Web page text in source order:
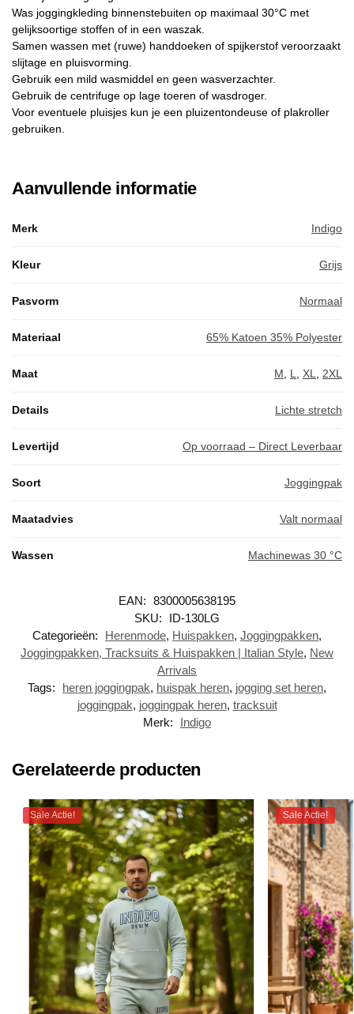
Was joggingkleding binnenstebuiten op maximaal 30°C met
gelijksoortige stoffen of in een waszak.
Samen wassen met (ruwe) handdoeken of spijkerstof veroorzaakt
slijtage en pluisvorming.
Gebruik een mild wasmiddel en geen wasverzachter.
Gebruik de centrifuge op lage toeren of wasdroger.
Voor eventuele pluisjes kun je een pluizentondeuse of plakroller
gebruiken.
Aanvullende informatie
Merk Indigo
Kleur Grijs
Pasvorm Normaal
Materiaal 65% Katoen 35% Polyester
Maat M L XL 2XL
Details Lichte stretch
Levertijd Op voorraad – Direct Leverbaar
Soort Joggingpak
Maatadvies Valt normaal
Wassen Machinewas 30 °C
EAN: 8300005638195
SKU:
ID-130LG
Categorieën:
Herenmode, Huispakken, Joggingpakken,
Joggingpakken, Tracksuits & Huispakken | Italian Style, New
Arrivals
Tags:
heren joggingpak, huispak heren, jogging set heren,
joggingpak, joggingpak heren, tracksuit
Merk:
Indigo
Gerelateerde producten
Sale Actie! Sale Actie!